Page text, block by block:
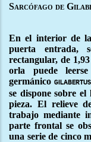
Sarcófago de
En el interior de
puerta entrada,
rectangular, de
orla puede
germánico
se dispone sobre
pieza. El relieve
trabajo mediante
parte frontal se
una serie de cinco